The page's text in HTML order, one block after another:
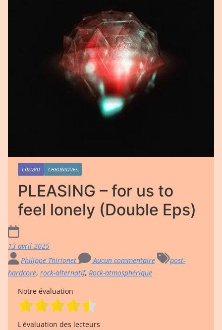
CD/DVD CHRONIQUES
PLEASING – for us to
feel lonely (Double Eps)
13 avril 2025
Philippe Thirionet
Aucun commentaire
post-
hardcore, rock-alternatif, Rock-atmosphérique
Notre évaluation
L'évaluation des lecteurs